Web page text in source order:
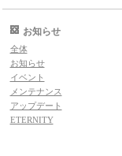
お知らせ
全体
お知らせ
イベント
メンテナンス
アップデート
ETERNITY